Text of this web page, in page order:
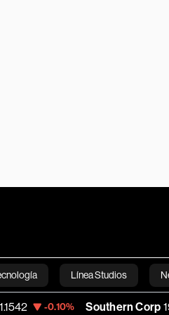
Línea Studios
English
-0.10% Southern Corp 197.00